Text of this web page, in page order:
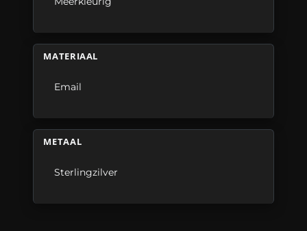
MATERIAAL
Email
METAAL
Sterlingzilver